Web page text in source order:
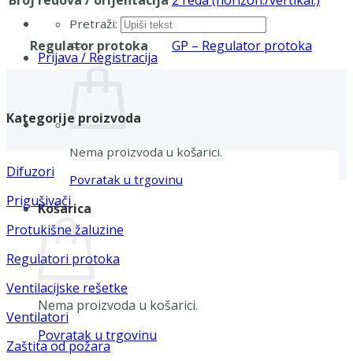
Pretraži:
Prijava / Registracija
Nema proizvoda u košarici.
Povratak u trgovinu
Košarica
Nema proizvoda u košarici.
Povratak u trgovinu
Regulator protoka GP – Regulator protoka
Kategorije proizvoda
Difuzori
Prigušivači
Protukišne žaluzine
Regulatori protoka
Ventilacijske rešetke
Ventilatori
Zaštita od požara